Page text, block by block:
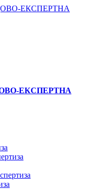
ЕКСПЕРТНА